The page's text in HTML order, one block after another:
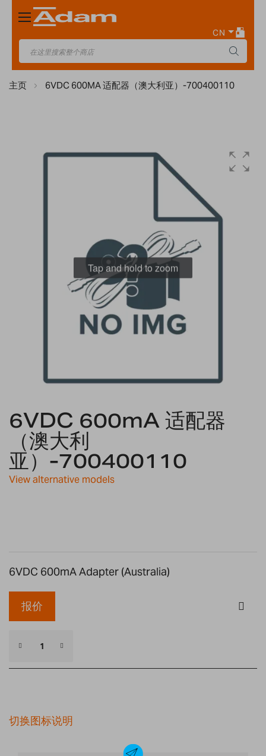
Toggle
Nav
CN
主页 6VDC 600MA 适配器（澳大利亚）-700400110
Tap and hold to zoom
to
the
beginning
of
the
images
6VDC 600mA 适配器
（澳大利
亚）-700400110
View alternative models
6VDC 600mA Adapter (Australia)
报价
切换图标说明